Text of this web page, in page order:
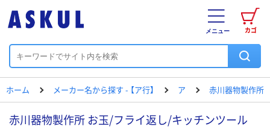
カゴ
メニュー
ホーム メーカー名から探す - 【ア行】 ア 赤川器物製作所
赤川器物製作所 お玉/フライ返し/キッチンツール